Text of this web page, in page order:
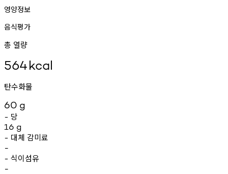
영양정보
음식평가
총 열량
564kcal
탄수화물
60 g
- 당
16 g
- 대체 감미료
-
- 식이섬유
-